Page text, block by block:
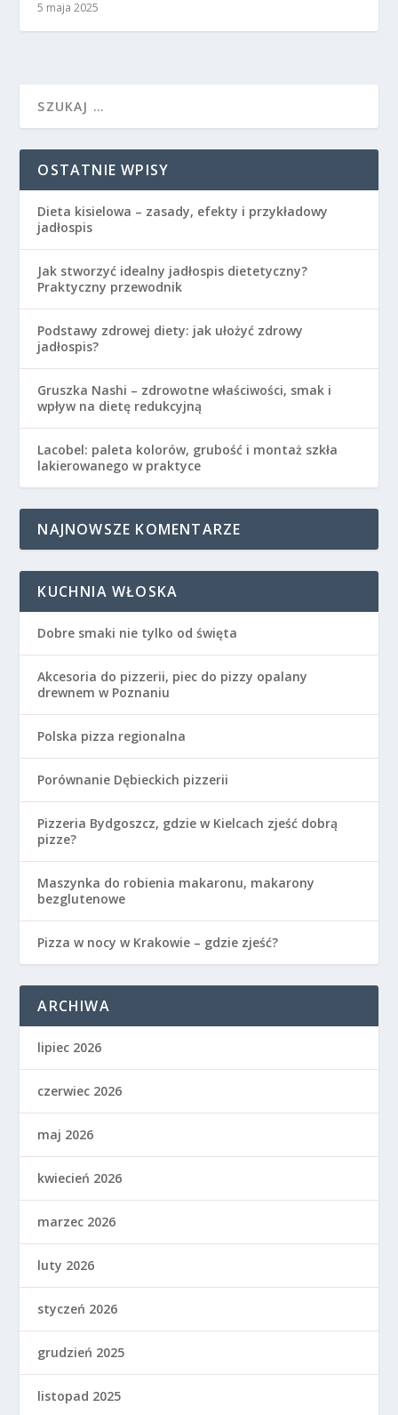
5 maja 2025
OSTATNIE WPISY
Dieta kisielowa – zasady, efekty i przykładowy
jadłospis
Jak stworzyć idealny jadłospis dietetyczny?
Praktyczny przewodnik
Podstawy zdrowej diety: jak ułożyć zdrowy
jadłospis?
Gruszka Nashi – zdrowotne właściwości, smak i
wpływ na dietę redukcyjną
Lacobel: paleta kolorów, grubość i montaż szkła
lakierowanego w praktyce
NAJNOWSZE KOMENTARZE
KUCHNIA WŁOSKA
Dobre smaki nie tylko od święta
Akcesoria do pizzerii, piec do pizzy opalany
drewnem w Poznaniu
Polska pizza regionalna
Porównanie Dębieckich pizzerii
Pizzeria Bydgoszcz, gdzie w Kielcach zjeść dobrą
pizze?
Maszynka do robienia makaronu, makarony
bezglutenowe
Pizza w nocy w Krakowie – gdzie zjeść?
ARCHIWA
lipiec 2026
czerwiec 2026
maj 2026
kwiecień 2026
marzec 2026
luty 2026
styczeń 2026
grudzień 2025
listopad 2025